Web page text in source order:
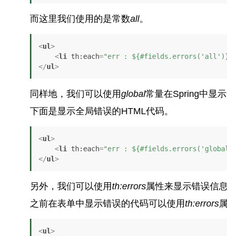
而这里我们使用的是常数all。
<ul>
<li th:each="err :
</ul>
同样地，我们可以使用global常量在Spring中显
下面是显示全局错误的HTML代码。
<ul>
<li th:each="err :
</ul>
另外，我们可以使用th:errors属性来显示错误信
之前在表单中显示错误的代码可以使用th:errors
<ul>